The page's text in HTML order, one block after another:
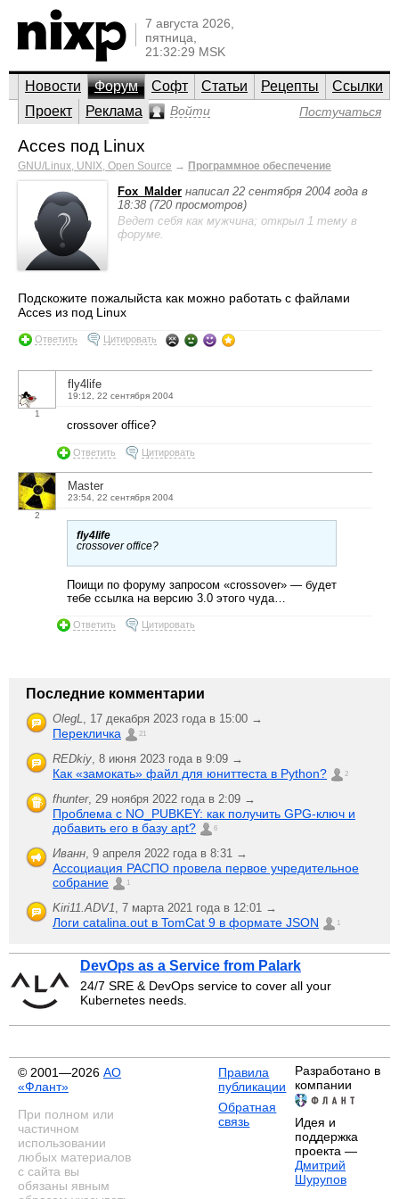
7 августа 2026,
пятница,
21:32:29 MSK
Новости Форум Софт Статьи Рецепты
Ссылки
Проект
Реклама Войти Постучаться
Acces под Linux
GNU/Linux, UNIX, Open Source → Программное обеспечение
Fox_Malder написал 22 сентября 2004 года в
18:38 (720 просмотров)
Ведет себя как мужчина; открыл 1 тему в
форуме.
Подскожите пожалыйста как можно работать с файлами
Acces из под Linux
Ответить Цитировать
1
fly4life
19:12, 22 сентября 2004
crossover office?
Ответить Цитировать
2
Master
23:54, 22 сентября 2004
fly4life
crossover office?
Поищи по форуму запросом «crossover» — будет
тебе ссылка на версию 3.0 этого чуда…
Ответить Цитировать
Последние комментарии
OlegL, 17 декабря 2023 года в 15:00 →
Перекличка 21
REDkiy, 8 июня 2023 года в 9:09 →
Как «замокать» файл для юниттеста в Python? 2
fhunter, 29 ноября 2022 года в 2:09 →
Проблема с NO_PUBKEY: как получить GPG-ключ и
добавить его в базу apt?
6
Иванн, 9 апреля 2022 года в 8:31 →
Ассоциация РАСПО провела первое учредительное
собрание
1
Kiri11.ADV1, 7 марта 2021 года в 12:01 →
Логи catalina.out в TomCat 9 в формате JSON 1
DevOps as a Service from Palark
24/7 SRE & DevOps service to cover all your
Kubernetes needs.
© 2001—2026 АО
«Флант»
При полном или
частичном
использовании
любых материалов
с сайта вы
обязаны явным
Правила
публикации
Обратная
связь
Разработано в
компании
Идея и
поддержка
проекта —
Дмитрий
Шурупов